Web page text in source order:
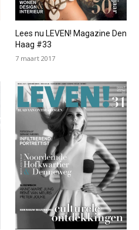
Lees nu LEVEN! Magazine Den
Haag #33
7 maart 2017